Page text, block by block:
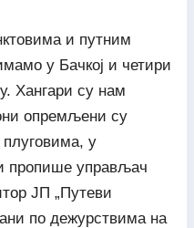
и путним
у Бачкој и четири
Хангари су нам
опремљени су
у
пропише управљач
ЈП „Путеви
по дежурствима на